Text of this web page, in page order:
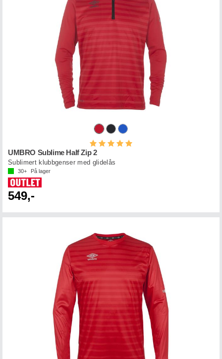
Karakter:
UMBRO Sublime Half Zip 2
Sublimert klubbgenser med glidelås
30+ På lager
549,-